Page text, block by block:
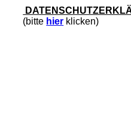
(bitte hier klicken)